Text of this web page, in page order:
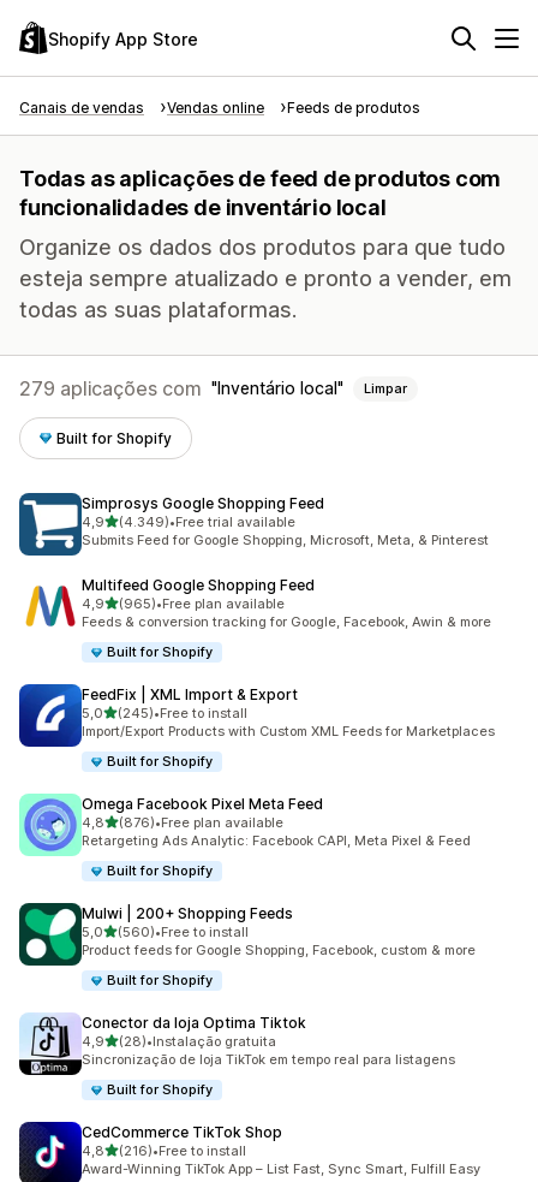
Shopify App Store
Canais de vendas Vendas online Feeds de produtos
Todas as aplicações de feed de produtos com
funcionalidades de inventário local
Organize os dados dos produtos para que tudo
esteja sempre atualizado e pronto a vender, em
todas as suas plataformas.
279 aplicações com Inventário local Limpar
Built for Shopify
Simprosys Google Shopping Feed
4,9de 5 estrelas
(4.349)
4349 total de avaliações
•Free trial available
Submits Feed for Google Shopping, Microsoft, Meta, & Pinterest
Multifeed Google Shopping Feed
4,9de 5 estrelas
(965)
965 total de avaliações
•Free plan available
Feeds & conversion tracking for Google, Facebook, Awin & more
Built for Shopify
FeedFix | XML Import & Export
5,0de 5 estrelas
(245)
245 total de avaliações
•Free to install
Import/Export Products with Custom XML Feeds for Marketplaces
Built for Shopify
Omega Facebook Pixel Meta Feed
4,8de 5 estrelas
(876)
876 total de avaliações
•Free plan available
Retargeting Ads Analytic: Facebook CAPI, Meta Pixel & Feed
Built for Shopify
Mulwi | 200+ Shopping Feeds
5,0de 5 estrelas
(560)
560 total de avaliações
•Free to install
Product feeds for Google Shopping, Facebook, custom & more
Built for Shopify
Conector da loja Optima Tiktok
4,9de 5 estrelas
(28)
28 total de avaliações
•Instalação gratuita
Sincronização de loja TikTok em tempo real para listagens
Built for Shopify
CedCommerce TikTok Shop
4,8de 5 estrelas
(216)
216 total de avaliações
•Free to install
Award-Winning TikTok App – List Fast, Sync Smart, Fulfill Easy